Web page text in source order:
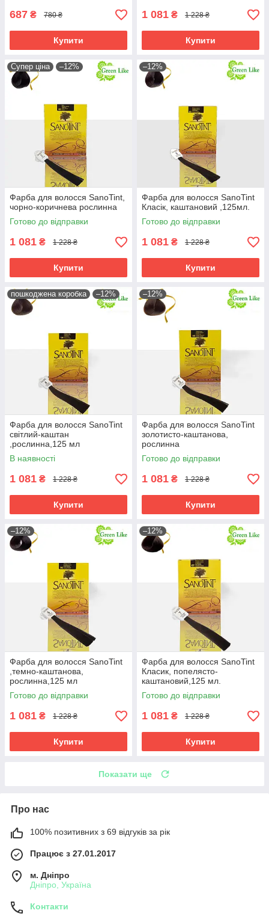
687 ₴ 780 ₴
Купити
1 081 ₴ 1 228 ₴
Купити
Супер ціна –12%
Фарба для волосся SanoTint,
чорно-коричнева рослинна
Готово до відправки
1 081 ₴ 1 228 ₴
Купити
–12%
Фарба для волосся SanoTint
Класік, каштановий ,125мл.
Готово до відправки
1 081 ₴ 1 228 ₴
Купити
пошкоджена коробка –12%
Фарба для волосся SanoTint
світлий-каштан
,рослинна,125 мл
В наявності
1 081 ₴ 1 228 ₴
Купити
–12%
Фарба для волосся SanoTint
золотисто-каштанова,
рослинна
Готово до відправки
1 081 ₴ 1 228 ₴
Купити
–12%
Фарба для волосся SanoTint
,темно-каштанова,
рослинна,125 мл
Готово до відправки
1 081 ₴ 1 228 ₴
Купити
–12%
Фарба для волосся SanoTint
Класик, попелясто-
каштановий,125 мл.
Готово до відправки
1 081 ₴ 1 228 ₴
Купити
Показати ще
Про нас
100% позитивних з 69 відгуків за рік
Працює з 27.01.2017
м. Дніпро
Дніпро, Україна
Контакти